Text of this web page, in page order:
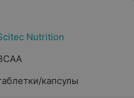
Nutrition
капсулы